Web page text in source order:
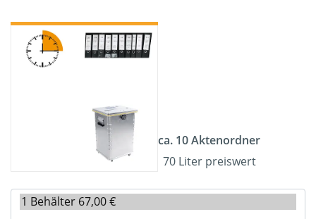
ca. 10 Aktenordner
70 Liter preiswert